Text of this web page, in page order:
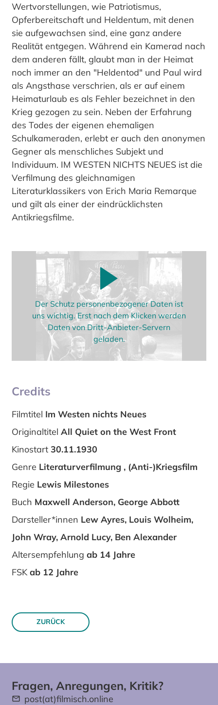
Wertvorstellungen, wie Patriotismus,
Opferbereitschaft und Heldentum, mit denen
sie aufgewachsen sind, eine ganz andere
Realität entgegen. Während ein Kamerad nach
dem anderen fällt, glaubt man in der Heimat
noch immer an den "Heldentod" und Paul wird
als Angsthase verschrien, als er auf einem
Heimaturlaub es als Fehler bezeichnet in den
Krieg gezogen zu sein. Neben der Erfahrung
des Todes der eigenen ehemaligen
Schulkameraden, erlebt er auch den anonymen
Gegner als menschliches Subjekt und
Individuum. IM WESTEN NICHTS NEUES ist die
Verfilmung des gleichnamigen
Literaturklassikers von Erich Maria Remarque
und gilt als einer der eindrücklichsten
Antikriegsfilme.
Der Schutz personenbezogener Daten ist
uns wichtig. Erst nach dem Klicken werden
Daten von Dritt-Anbieter-Servern
geladen.
Credits
Filmtitel Im Westen nichts Neues
Originaltitel All Quiet on the West Front
Kinostart 30.11.1930
Genre Literaturverfilmung , (Anti-)Kriegsfilm
Regie Lewis Milestones
Buch Maxwell Anderson, George Abbott
Darsteller*innen Lew Ayres, Louis Wolheim,
John Wray, Arnold Lucy, Ben Alexander
Altersempfehlung ab 14 Jahre
FSK ab 12 Jahre
ZURÜCK
Fragen, Anregungen, Kritik?
post(at)filmisch.online